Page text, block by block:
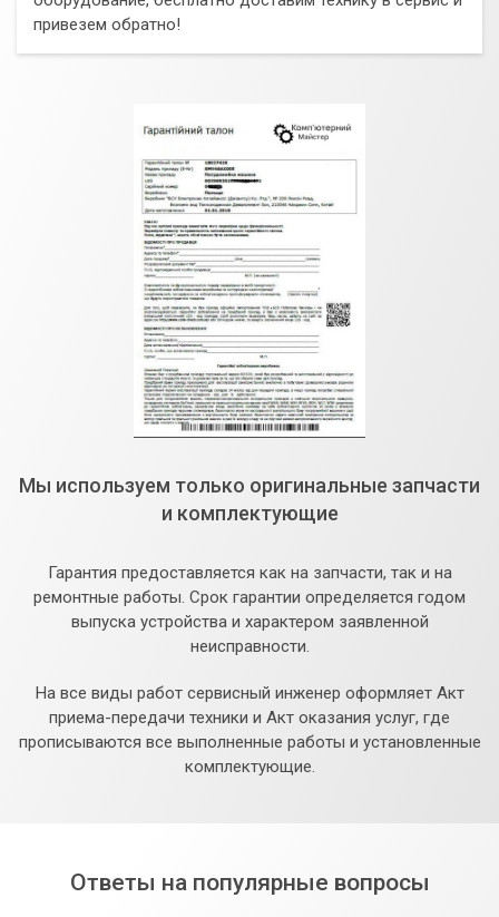
привезем обратно!
Мы используем только оригинальные запчасти
и комплектующие
Гарантия предоставляется как на запчасти, так и на
ремонтные работы. Срок гарантии определяется годом
выпуска устройства и характером заявленной
неисправности.
На все виды работ сервисный инженер оформляет Акт
приема-передачи техники и Акт оказания услуг, где
прописываются все выполненные работы и установленные
комплектующие.
Ответы на популярные вопросы